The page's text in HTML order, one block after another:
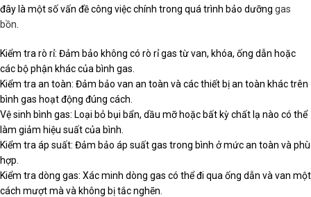
đây là một số vấn đề công việc chính trong quá trình bảo dưỡng gas
bồn
Kiểm tra rò rỉ: Đảm bảo không có rò rỉ gas từ van, khóa, ống dẫn hoặc
các bộ phận khác của bình gas.
Kiểm tra an toàn: Đảm bảo van an toàn và các thiết bị an toàn khác trên
bình gas hoạt động đúng cách.
Vệ sinh bình gas: Loại bỏ bụi bẩn, dầu mỡ hoặc bất kỳ chất lạ nào có thể
làm giảm hiệu suất của bình.
Kiểm tra áp suất: Đảm bảo áp suất gas trong bình ở mức an toàn và phù
hợp.
Kiểm tra dòng gas: Xác minh dòng gas có thể đi qua ống dẫn và van một
cách mượt mà và không bị tắc nghẽn.